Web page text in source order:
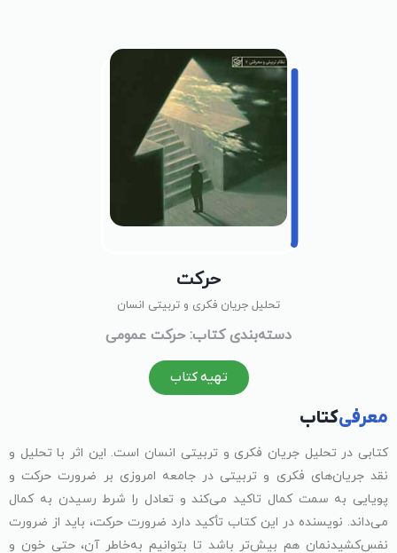
حرکت
تحلیل جریان فکری و تربیتی انسان
دسته‌بندی کتاب: حرکت عمومی
تهیه کتاب
معرفیکتاب
کتابی در تحلیل جریان فکری و تربیتی انسان است. این اثر با تحلیل و
نقد جریان‌های فکری و تربیتی در جامعه امروزی بر ضرورت حرکت و
پویایی به سمت کمال تاکید می‌کند و تعادل را شرط رسیدن به کمال
می‌داند. نویسنده در این کتاب تأکید دارد ضرورت حرکت، باید از ضرورت
نفس‌کشیدنمان هم بیش‌تر باشد تا بتوانیم به‌خاطر آن، حتی خون و